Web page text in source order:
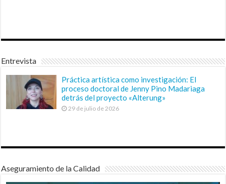
Entrevista
Práctica artística como investigación: El
proceso doctoral de Jenny Pino Madariaga
detrás del proyecto «Alterung»
29 de julio de 2026
Aseguramiento de la Calidad